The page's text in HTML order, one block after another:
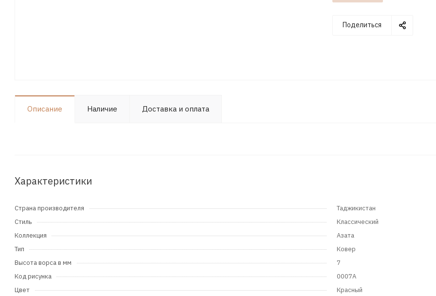
Поделиться
Описание Наличие Доставка и оплата
Характеристики
Страна производителя
Таджикистан
Стиль
Классический
Коллекция
Азата
Тип
Ковер
Высота ворса в мм
7
Код рисунка
0007A
Цвет
Красный